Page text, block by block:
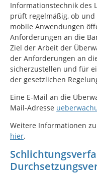
Informationstechnik des
prüft regelmäßig, ob
mobile Anwendungen
Anforderungen an die
Ziel der Arbeit der
der Anforderungen an
sicherzustellen und für
der gesetzlichen
Eine E-Mail an die
Mail-Adresse
Weitere Informationen
hier.